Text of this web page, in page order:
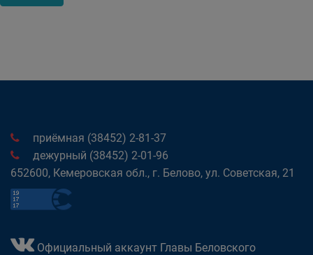
приёмная (38452) 2-81-37
дежурный (38452) 2-01-96
652600, Кемеровская обл., г. Белово, ул. Советская, 21
Официальный аккаунт Главы Беловского